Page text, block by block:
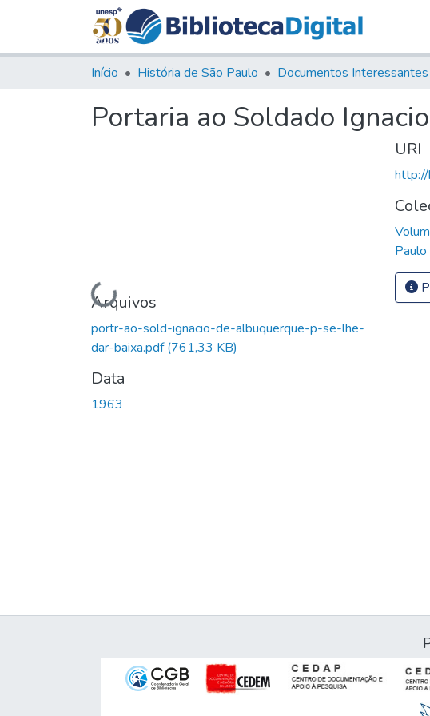
Início História de São Paulo Documentos Interessantes
Portaria ao Soldado
Carregando...
Arquivos
portr-ao-sold-ignacio-de-albuquerque-p-se-lhe-
dar-baixa.pdf(761,33 KB)
Data
1963
URI